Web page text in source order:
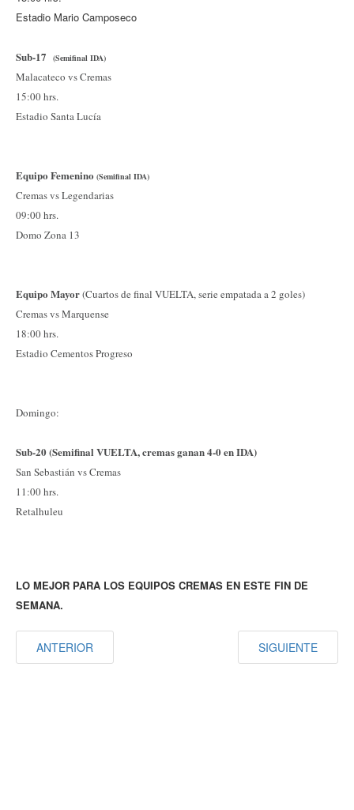
Estadio Mario Camposeco
Sub-17 (Semifinal IDA)
Malacateco vs Cremas
15:00 hrs.
Estadio Santa Lucía
Equipo Femenino (Semifinal IDA)
Cremas vs Legendarias
09:00 hrs.
Domo Zona 13
Equipo Mayor(Cuartos de final VUELTA, serie empatada a 2 goles)
Cremas vs Marquense
18:00 hrs.
Estadio Cementos Progreso
Domingo:
Sub-20 (Semifinal VUELTA, cremas ganan 4-0 en IDA)
San Sebastián vs Cremas
11:00 hrs.
Retalhuleu
LO MEJOR PARA LOS EQUIPOS CREMAS EN ESTE FIN DE
SEMANA.
ANTERIOR SIGUIENTE